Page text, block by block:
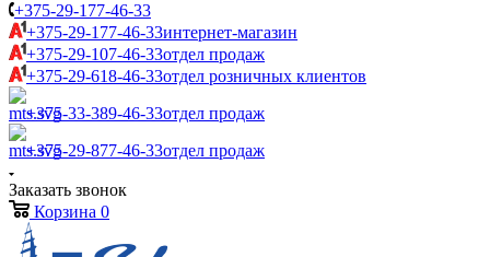
+375-29-177-46-33
+375-29-177-46-33интернет-магазин
+375-29-107-46-33отдел продаж
+375-29-618-46-33отдел розничных клиентов
+375-33-389-46-33отдел продаж
+375-29-877-46-33отдел продаж
Заказать звонок
Корзина 0